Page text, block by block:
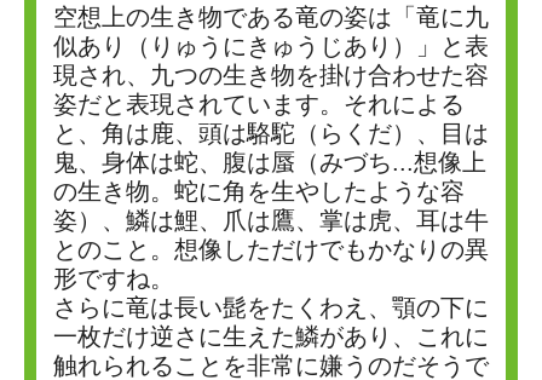
空想上の生き物である竜の姿は「竜に九
似あり（りゅうにきゅうじあり）」と表
現され、九つの生き物を掛け合わせた容
姿だと表現されています。それによる
と、角は鹿、頭は駱駝（らくだ）、目は
鬼、身体は蛇、腹は蜃（みづち...想像上
の生き物。蛇に角を生やしたような容
姿）、鱗は鯉、爪は鷹、掌は虎、耳は牛
とのこと。想像しただけでもかなりの異
形ですね。
さらに竜は長い髭をたくわえ、顎の下に
一枚だけ逆さに生えた鱗があり、これに
触れられることを非常に嫌うのだそうで